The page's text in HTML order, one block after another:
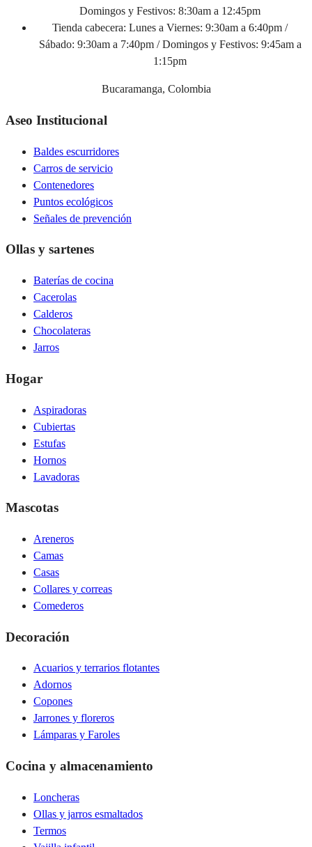
Domingos y Festivos: 8:30am a 12:45pm
Tienda cabecera: Lunes a Viernes: 9:30am a 6:40pm /
Sábado: 9:30am a 7:40pm / Domingos y Festivos: 9:45am a
1:15pm
Bucaramanga, Colombia
Aseo Institucional
Baldes escurridores
Carros de servicio
Contenedores
Puntos ecológicos
Señales de prevención
Ollas y sartenes
Baterías de cocina
Cacerolas
Calderos
Chocolateras
Jarros
Hogar
Aspiradoras
Cubiertas
Estufas
Hornos
Lavadoras
Mascotas
Areneros
Camas
Casas
Collares y correas
Comederos
Decoración
Acuarios y terrarios flotantes
Adornos
Copones
Jarrones y floreros
Lámparas y Faroles
Cocina y almacenamiento
Loncheras
Ollas y jarros esmaltados
Termos